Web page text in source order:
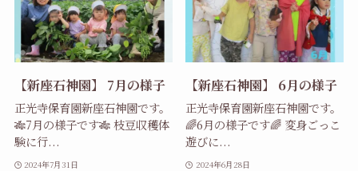
【新座石神園】 7月の様子
正光寺保育園新座石神園です。
🎋7月の様子です🎋 枝豆収穫体
験に行...
2024年7月31日
【新座石神園】 6月の様子
正光寺保育園新座石神園です。
🌈6月の様子です🌈 変身ごっこ
遊びに...
2024年6月28日